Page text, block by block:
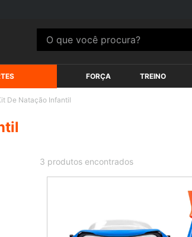
O que você procura?
FORÇA TREINO
De Natação Infantil
3 produtos